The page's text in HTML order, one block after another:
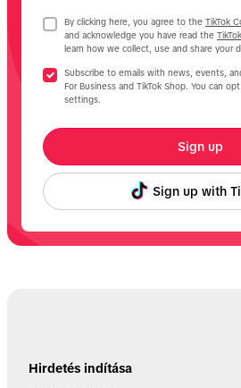
By clicking here, you agree to the TikTok
and acknowledge you have read the
learn how we collect, use and share your
Subscribe to emails with news, events,
For Business and TikTok Shop. You can
settings.
Sign up
Sign up with
Hirdetés indítása